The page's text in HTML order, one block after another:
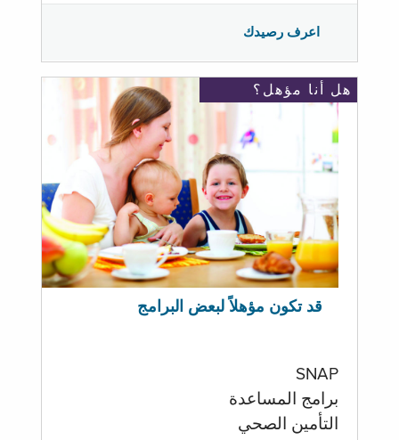
اعرف رصيدك
هل أنا مؤهل؟
قد تكون مؤهلاً لبعض البرامج
SNAP
برامج المساعدة
التأمين الصحي